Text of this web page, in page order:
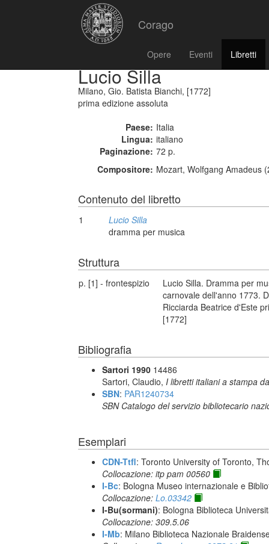
Corago
Opere Eventi Libretti
Lucio Silla
Milano, Gio. Batista Bianchi, [1772]
prima edizione assoluta
Paese: Italia
Lingua: italiano
Paginazione: 72 p.
Compositore: Mozart, Wolfgang Amadeus
Contenuto del libretto
1
Lucio Silla
dramma per musica
Struttura
p. [1] - frontespizio
Lucio Silla. Dramma per
carnovale dell'anno 1773.
Ricciarda Beatrice d'Este
[1772]
Bibliografia
Sartori 1990 14486
Sartori, Claudio, I libretti italiani a stampa
SBN: PAR1240734
SBN Catalogo del servizio bibliotecario
Esemplari
CDN-Ttfl: Toronto University of Toronto,
Collocazione: itp pam 00560
I-Bc: Bologna Museo internazionale e
Collocazione: Lo.03342
I-Bu(sormani): Bologna Biblioteca
Collocazione: 309.5.06
I-Mb: Milano Biblioteca Nazionale